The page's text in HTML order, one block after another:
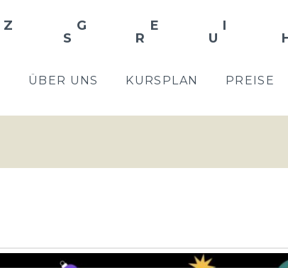
ÜBER UNS KURSPLAN PREISE